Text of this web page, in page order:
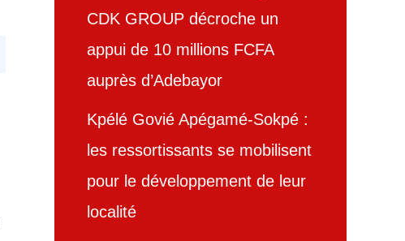
CDK GROUP décroche un
appui de 10 millions FCFA
auprès d’Adebayor
Kpélé Govié Apégamé-Sokpé :
les ressortissants se mobilisent
pour le développement de leur
localité